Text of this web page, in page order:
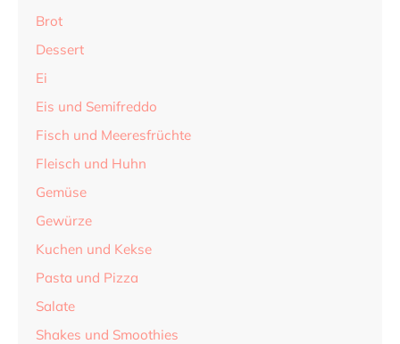
Brot
Dessert
Ei
Eis und Semifreddo
Fisch und Meeresfrüchte
Fleisch und Huhn
Gemüse
Gewürze
Kuchen und Kekse
Pasta und Pizza
Salate
Shakes und Smoothies